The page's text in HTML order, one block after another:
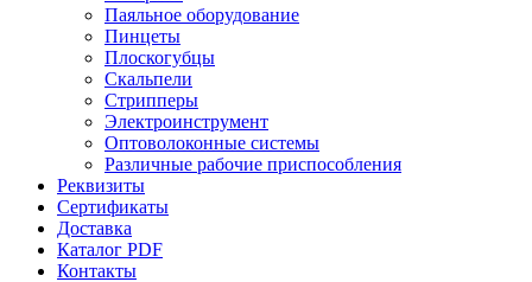
Паяльное оборудование
Пинцеты
Плоскогубцы
Скальпели
Стрипперы
Электроинструмент
Оптоволоконные системы
Различные рабочие приспособления
Реквизиты
Сертификаты
Доставка
Каталог PDF
Контакты